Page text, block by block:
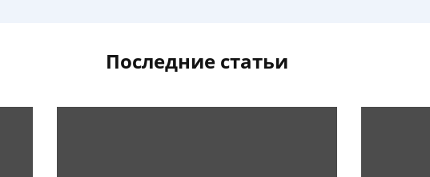
Последние статьи